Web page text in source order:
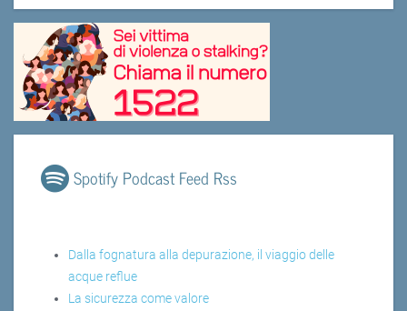
Spotify Podcast Feed Rss
Dalla fognatura alla depurazione, il viaggio delle
acque reflue
La sicurezza come valore